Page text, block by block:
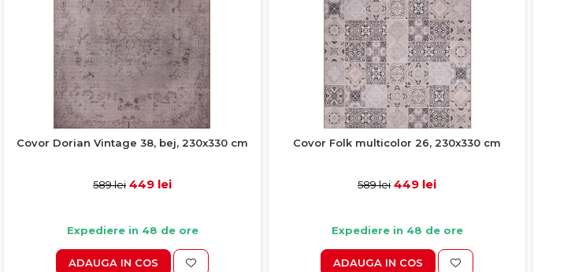
Covor Dorian Vintage 38, bej, 230x330 cm
589 lei 449 lei
Expediere in 48 de ore
ADAUGA IN COS
Covor Folk multicolor 26, 230x330 cm
589 lei 449 lei
Expediere in 48 de ore
ADAUGA IN COS